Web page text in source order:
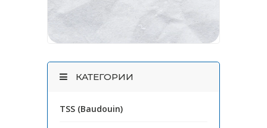
КАТЕГОРИИ
TSS (Baudouin)